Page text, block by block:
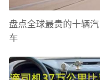
盘点全球最贵的十辆汽
车